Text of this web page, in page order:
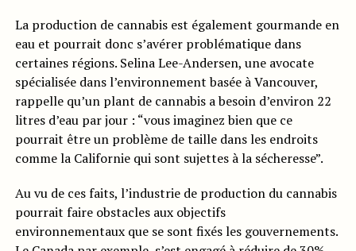
La production de cannabis est également gourmande en
eau et pourrait donc s’avérer problématique dans
certaines régions. Selina Lee-Andersen, une avocate
spécialisée dans l’environnement basée à Vancouver,
rappelle qu’un plant de cannabis a besoin d’environ 22
litres d’eau par jour : “vous imaginez bien que ce
pourrait être un problème de taille dans les endroits
comme la Californie qui sont sujettes à la sécheresse”.
Au vu de ces faits, l’industrie de production du cannabis
pourrait faire obstacles aux objectifs
environnementaux que se sont fixés les gouvernements.